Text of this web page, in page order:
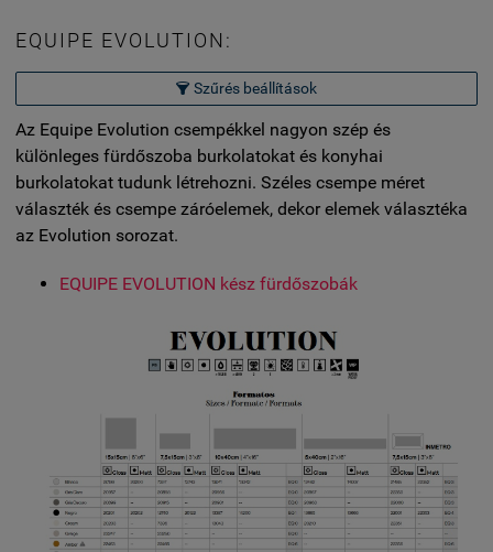
EQUIPE EVOLUTION:
 Szűrés beállítások
Az Equipe Evolution csempékkel nagyon szép és
különleges fürdőszoba burkolatokat és konyhai
burkolatokat tudunk létrehozni. Széles csempe méret
választék és csempe záróelemek, dekor elemek választéka
az Evolution sorozat.
EQUIPE EVOLUTION kész fürdőszobák